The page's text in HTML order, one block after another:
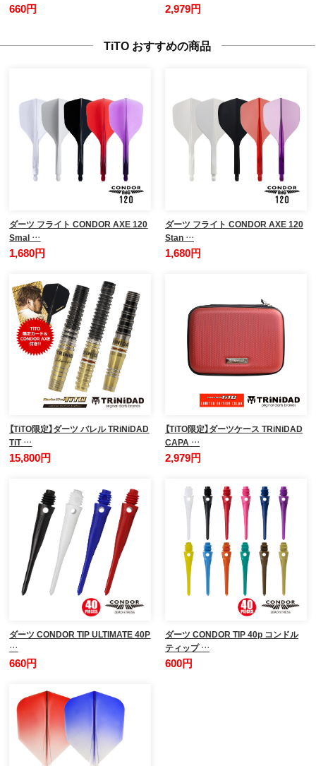
660円 2,979円
TiTO おすすめの商品
ダーツ フライト CONDOR AXE 120
Smal …
1,680円
ダーツ フライト CONDOR AXE 120
Stan …
1,680円
【TiTO限定】ダーツ バレル TRiNiDAD
TiT …
15,800円
【TiTO限定】ダーツケース TRiNiDAD
CAPA …
2,979円
ダーツ CONDOR TIP ULTIMATE 40P
…
660円
ダーツ CONDOR TIP 40p コンドル
ティップ …
600円